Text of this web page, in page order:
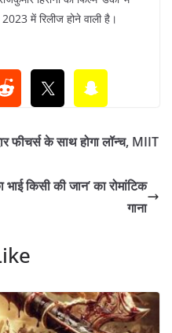
में रिलीज होने वाली है।
के साथ होगा लॉन्च, MIIT
किसी की जान’ का रोमांटिक
गाना